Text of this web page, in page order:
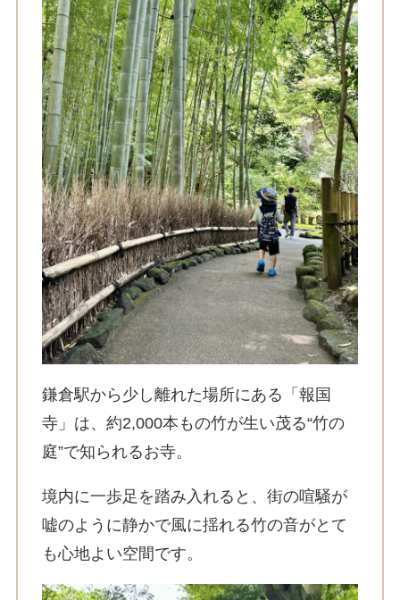
鎌倉駅から少し離れた場所にある「報国
寺」は、約2,000本もの竹が生い茂る“竹の
庭”で知られるお寺。
境内に一歩足を踏み入れると、街の喧騒が
嘘のように静かで風に揺れる竹の音がとて
も心地よい空間です。